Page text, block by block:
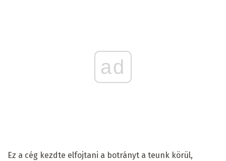
ad
Ez a cég kezdte elfojtani a botrányt a teunk körül,